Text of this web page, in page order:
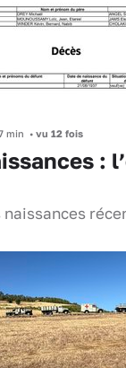
min • vu 12 fois
:
naissances